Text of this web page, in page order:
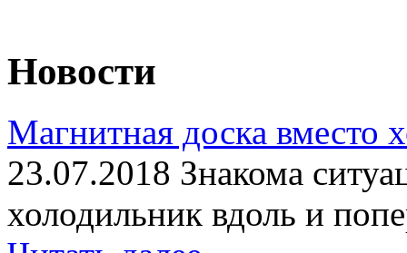
Новости
Магнитная доска вместо
23.07.2018 Знакома
холодильник вдоль и